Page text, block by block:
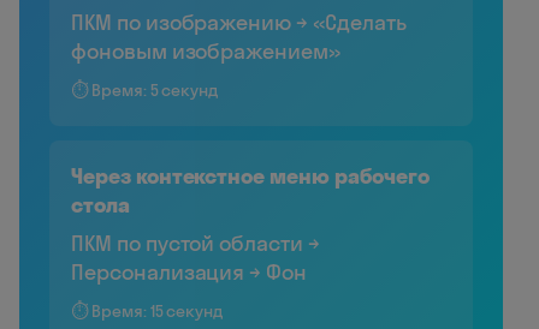
ПКМ по изображению → «Сделать
фоновым изображением»
⏱️ Время: 5 секунд
Через контекстное меню рабочего
стола
ПКМ по пустой области →
Персонализация → Фон
⏱️ Время: 15 секунд